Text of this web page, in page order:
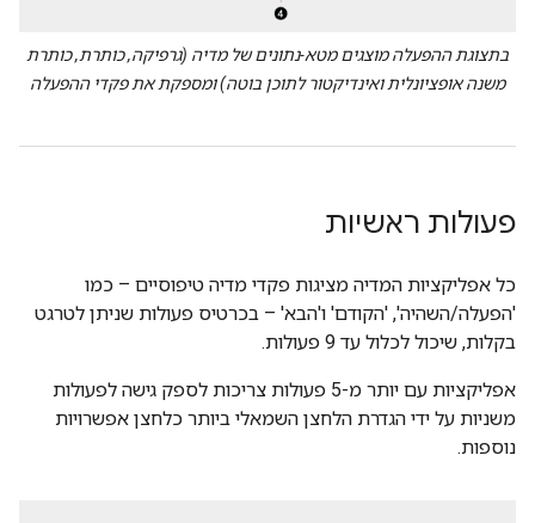
בתצוגת ההפעלה מוצגים מטא-נתונים של מדיה (גרפיקה, כותרת, כותרת
משנה אופציונלית ואינדיקטור לתוכן בוטה) ומספקת את פקדי ההפעלה
פעולות ראשיות
כל אפליקציות המדיה מציגות פקדי מדיה טיפוסיים – כמו
'הפעלה/השהיה', 'הקודם' ו'הבא' – בכרטיס פעולות שניתן לטרגט
בקלות, שיכול לכלול עד 9 פעולות.
אפליקציות עם יותר מ-5 פעולות צריכות לספק גישה לפעולות
משניות על ידי הגדרת הלחצן השמאלי ביותר כלחצן אפשרויות
נוספות.